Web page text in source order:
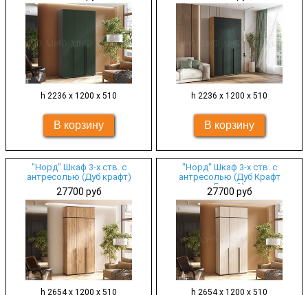
h 2236 х 1200 х 510 h 2236 х 1200 х 510
"Норд" Шкаф 3-х ств. с
антресолью (Дуб крафт)
27700 руб
h 2654 х 1200 х 510
"Норд" Шкаф 3-х ств. с
антресолью (Дуб Крафт
Белый)
27700 руб
h 2654 х 1200 х 510